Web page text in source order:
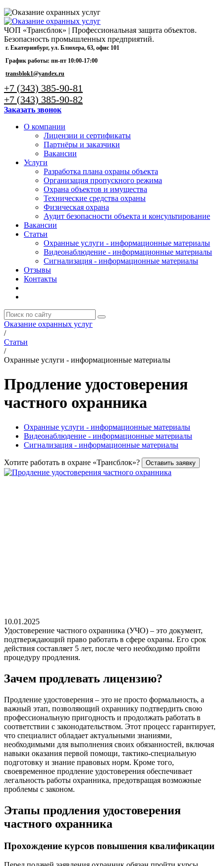
ЧОП «Трансблок» | Профессиональная защита объектов.
Безопасность промышленных предприятий.
г. Екатеринбург, ул. Блюхера, 63, офис 101
График работы: пн-пт 10:00-17:00
transblok1@yandex.ru
+7 (343) 385-90-81
+7 (343) 385-90-82
Заказать звонок
О компании
Лицензии и сертификаты
Партнёры и заказчики
Вакансии
Услуги
Разработка плана охраны объекта
Организация пропускного режима
Охрана объектов и имущества
Технические средства охраны
Физическая охрана
Аудит безопасности объекта и консультирование
Вакансии
Статьи
Охранные услуги - информационные материалы
Видеонаблюдение - информационные материалы
Сигнализация - информационные материалы
Отзывы
Контакты
Оказание охранных услуг
/
Статьи
/
Охранные услуги - информационные материалы
Продление удостоверения
частного охранника
Охранные услуги - информационные материалы
Видеонаблюдение - информационные материалы
Сигнализация - информационные материалы
Хотите работать в охране «Трансблок»? Оставить заявку
10.01.2025
Удостоверение частного охранника (УЧО) – это документ,
подтверждающий право работать в сфере охраны. Его срок
действия составляет 5 лет, после чего необходимо пройти
процедуру продления.
Зачем продлевать лицензию?
Продление удостоверения – это не просто формальность, а
важный этап, позволяющий охраннику подтвердить свою
профессиональную пригодность и продолжать работать в
соответствии с законодательством. Этот процесс гарантирует,
что специалист обладает актуальными знаниями,
необходимыми для выполнения своих обязанностей, включая
навыки оказания первой помощи, тактико-специальную
подготовку и знание правовых норм. Кроме того,
своевременное продление удостоверения обеспечивает
легальность работы охранника, предотвращая возможные
проблемы с законом.
Этапы продления удостоверения
частного охранника
Прохождение курсов повышения квалификации